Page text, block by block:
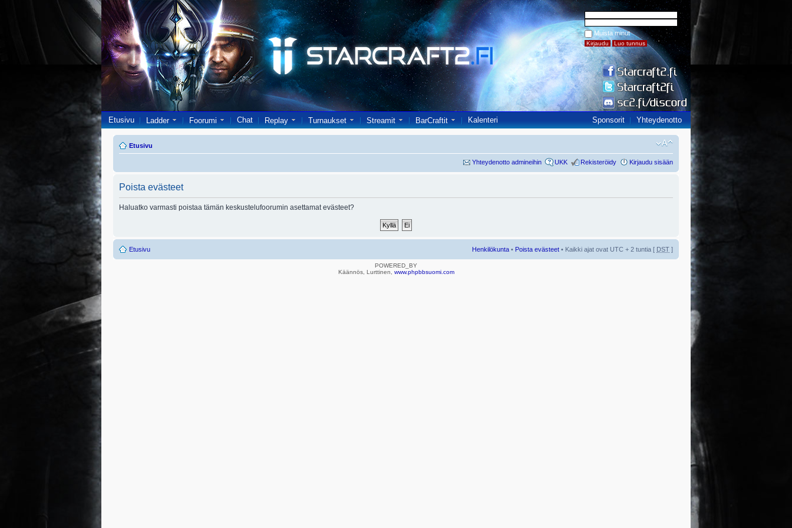
Muista minut
Etusivu Ladder Foorumi Chat Replay Turnaukset Streamit BarCraftit Kalenteri Sponsorit Yhteydenotto
Etusivu
Yhteydenotto admineihin UKK Rekisteröidy Kirjaudu sisään
Poista evästeet
Haluatko varmasti poistaa tämän keskustelufoorumin asettamat evästeet?
Etusivu Henkilökunta • Poista evästeet • Kaikki ajat ovat UTC + 2 tuntia [ DST ]
POWERED_BY
Käännös, Lurttinen, www.phpbbsuomi.com